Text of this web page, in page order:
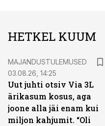
HETKEL KUUM
MAJANDUSTULEMUSED
03.08.26, 14:25
Uut juhti otsiv Via 3L
ärikasum kosus, aga
joone alla jäi enam kui
miljon kahjumit. “Oli